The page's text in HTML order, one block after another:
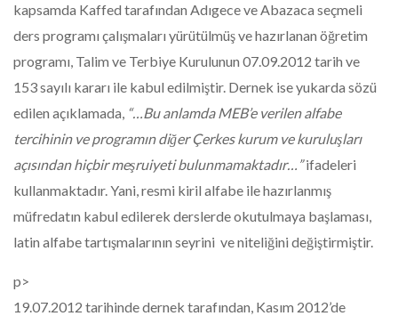
kapsamda Kaffed tarafından Adıgece ve Abazaca seçmeli
ders programı çalışmaları yürütülmüş ve hazırlanan öğretim
programı, Talim ve Terbiye Kurulunun 07.09.2012 tarih ve
153 sayılı kararı ile kabul edilmiştir. Dernek ise yukarda sözü
edilen açıklamada, “…Bu anlamda MEB’e verilen alfabe
tercihinin ve programın diğer Çerkes kurum ve kuruluşları
açısından hiçbir meşruiyeti bulunmamaktadır…”ifadeleri
kullanmaktadır. Yani, resmi kiril alfabe ile hazırlanmış
müfredatın kabul edilerek derslerde okutulmaya başlaması,
latin alfabe tartışmalarının seyrini ve niteliğini değiştirmiştir.
p>
19.07.2012 tarihinde dernek tarafından, Kasım 2012’de